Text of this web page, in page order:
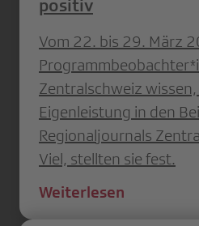
positiv
Vom 22. bis 29. März
Zentralschweiz wissen,
Eigenleistung in den
Regionaljournals
Viel, stellten sie fest.
Weiterlesen